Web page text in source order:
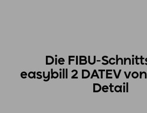
Die FIBU-
easybill 2 DATEV
Detail